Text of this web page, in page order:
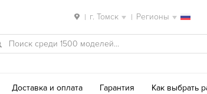
| г. Томск | Регионы
Доставка и оплата Гарантия Как выбрать